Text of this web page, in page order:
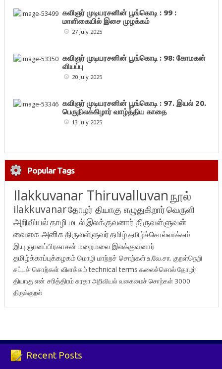
கவிஞர் முடியரசனின் பூங்கொடி : 99 :
மாளிகையில் இசை முழக்கம்
27 July 2025
கவிஞர் முடியரசனின் பூங்கொடி : 98: கோமகன்
வியப்பு
20 July 2025
கவிஞர் முடியரசனின் பூங்கொடி : 97. இயல் 20.
பெருநிலக்கிழார் வாழ்த்திய காதை
13 July 2025
Popular Tags
Ilakkuvanar Thiruvalluvanநூல்
ilakkuvanarதோழர் தியாகு எழுதுகிறார்வெருளி
அறிவியல்தாழி மடல்இலக்குவனார் திருவள்ளுவன்
வைகை அனிசுதிருவள்ளுவர்தமிழ்தமிழ்ச்சொல்லாக்கம்
இ.பு.ஞானப்பிரகாசன் மறைமலை இலக்குவனார்
தமிழ்க்காப்புக்கழகம் மொழி மாற்றச் சொற்கள்உ.வே.சா. குறள்நெறி
சட்டச் சொற்கள் விளக்கம்technical terms கலைச்சொல்தோழர்
தியாகுஎன் சரித்திரம்சுரதாஅறிவியல் வகைமைச் சொற்கள் 3000
திருக்குறள்
Recent Posts